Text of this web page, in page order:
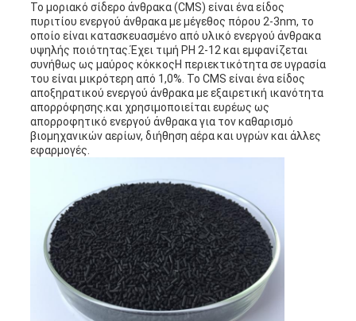
ΖΗΤΉΣΤΕ
ΜΙΑ
ΠΡΟΣΦΟΡΆ
SITEMAP
PRIVACY
POLICY
Το μοριακό σίδερο άνθρακα (CMS) είναι ένα είδος
πυριτίου ενεργού άνθρακα με μέγεθος πόρου 2-3nm, το
οποίο είναι κατασκευασμένο από υλικό ενεργού άνθρακα
υψηλής ποιότητας.Έχει τιμή PH 2-12 και εμφανίζεται
συνήθως ως μαύρος κόκκοςΗ περιεκτικότητα σε υγρασία
του είναι μικρότερη από 1,0%. Το CMS είναι ένα είδος
αποξηρατικού ενεργού άνθρακα με εξαιρετική ικανότητα
απορρόφησης.και χρησιμοποιείται ευρέως ως
απορροφητικό ενεργού άνθρακα για τον καθαρισμό
βιομηχανικών αερίων, διήθηση αέρα και υγρών και άλλες
εφαρμογές.